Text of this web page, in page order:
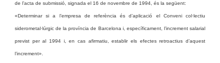
de l’acta de submissió, signada el 16 de novembre de 1994, és la següent:
«Determinar si a l’empresa de referència és d’aplicació el Conveni col·lectiu
siderometal·lúrgic de la província de Barcelona i, específicament, l’increment salarial
previst per al 1994 i, en cas afirmatiu, establir els efectes retroactius d’aquest
l’increment».